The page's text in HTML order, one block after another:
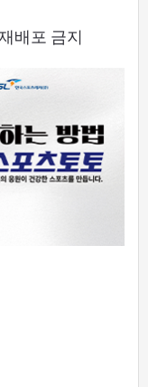
배포 금지